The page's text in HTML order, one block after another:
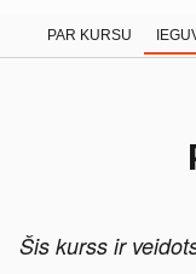
PAR KURSU
Šis kurss ir